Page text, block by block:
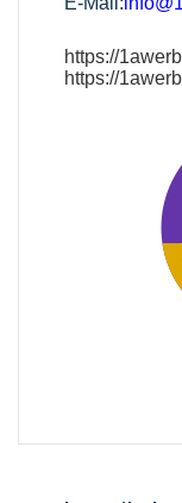
https://
https://